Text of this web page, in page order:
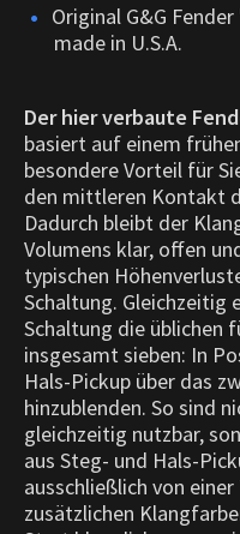
Original G&G
made in U.S.A.
Der hier verbaute
basiert auf einem
besondere Vorteil für
den mittleren Kontakt
Dadurch bleibt der
Volumens klar, offen
typischen
Schaltung.
Schaltung die üblichen
insgesamt sieben: In
Hals-Pickup über das
hinzublenden. So sind
gleichzeitig nutzbar,
aus Steg- und Hals-
ausschließlich von
zusätzlichen